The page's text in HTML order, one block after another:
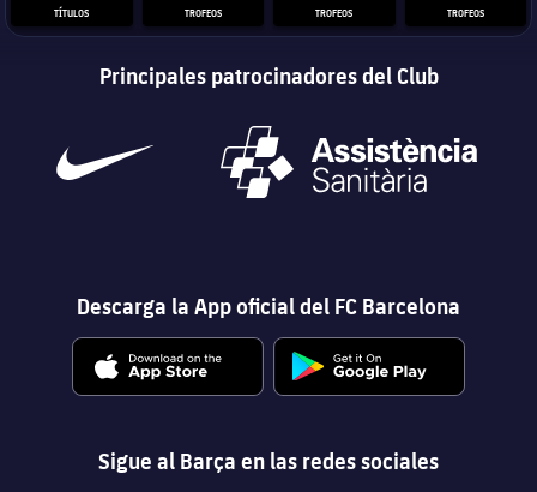
TÍTULOS TROFEOS TROFEOS TROFEOS
Principales patrocinadores del Club
Descarga la App oficial del FC Barcelona
Sigue al Barça en las redes sociales